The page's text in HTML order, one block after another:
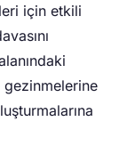
için etkili
gezinmelerine